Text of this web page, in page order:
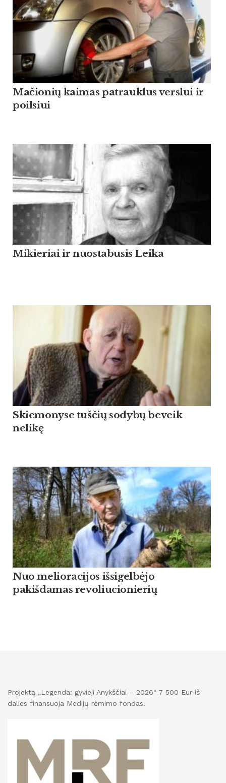
Mačionių kaimas patrauklus verslui ir
poilsiui
Mikieriai ir nuostabusis Leika
Skiemonyse tuščių sodybų beveik
nelikę
Nuo melioracijos išsigelbėjo
pakišdamas revoliucionierių
Projektą „Legenda: gyvieji Anykščiai – 2026“ 7 500 Eur iš
dalies finansuoja Medijų rėmimo fondas.